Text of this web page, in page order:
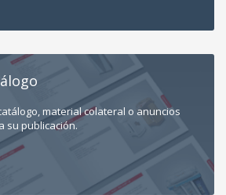
material colateral o anuncios
su publicación.